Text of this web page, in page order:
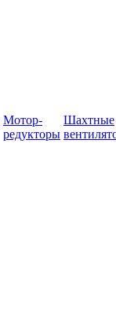
Мотор-
редукторы
Шахтные